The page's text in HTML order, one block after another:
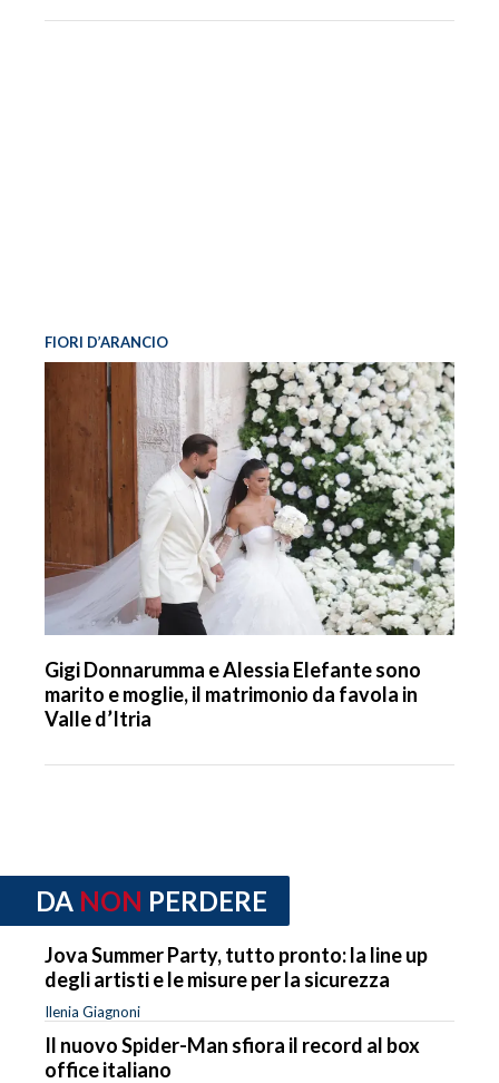
FIORI D’ARANCIO
Gigi Donnarumma e Alessia Elefante sono
marito e moglie, il matrimonio da favola in
Valle d’Itria
DA NON PERDERE
Jova Summer Party, tutto pronto: la line up
degli artisti e le misure per la sicurezza
Ilenia Giagnoni
Il nuovo Spider-Man sfiora il record al box
office italiano